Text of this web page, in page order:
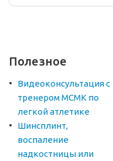
Полезное
Видеоконсультация с
тренером МСМК по
легкой атлетике
Шинсплинт,
воспаление
надкостницы или